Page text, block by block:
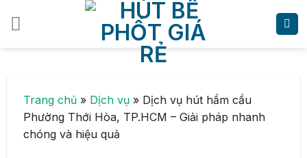
Trang chủ » Dịch vụ » Dịch vụ hút hầm cầu
Phường Thới Hòa, TP.HCM – Giải pháp nhanh
chóng và hiệu quả